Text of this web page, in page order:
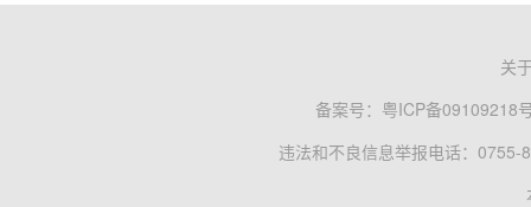
关
备案号： 粤ICP备09109218
违法和不良信息举报电话：0755-